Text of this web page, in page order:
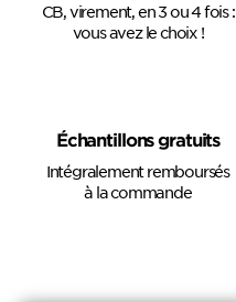
CB, virement, en 3 ou 4 fois :
vous avez le choix !
Échantillons gratuits
Intégralement remboursés
à la commande